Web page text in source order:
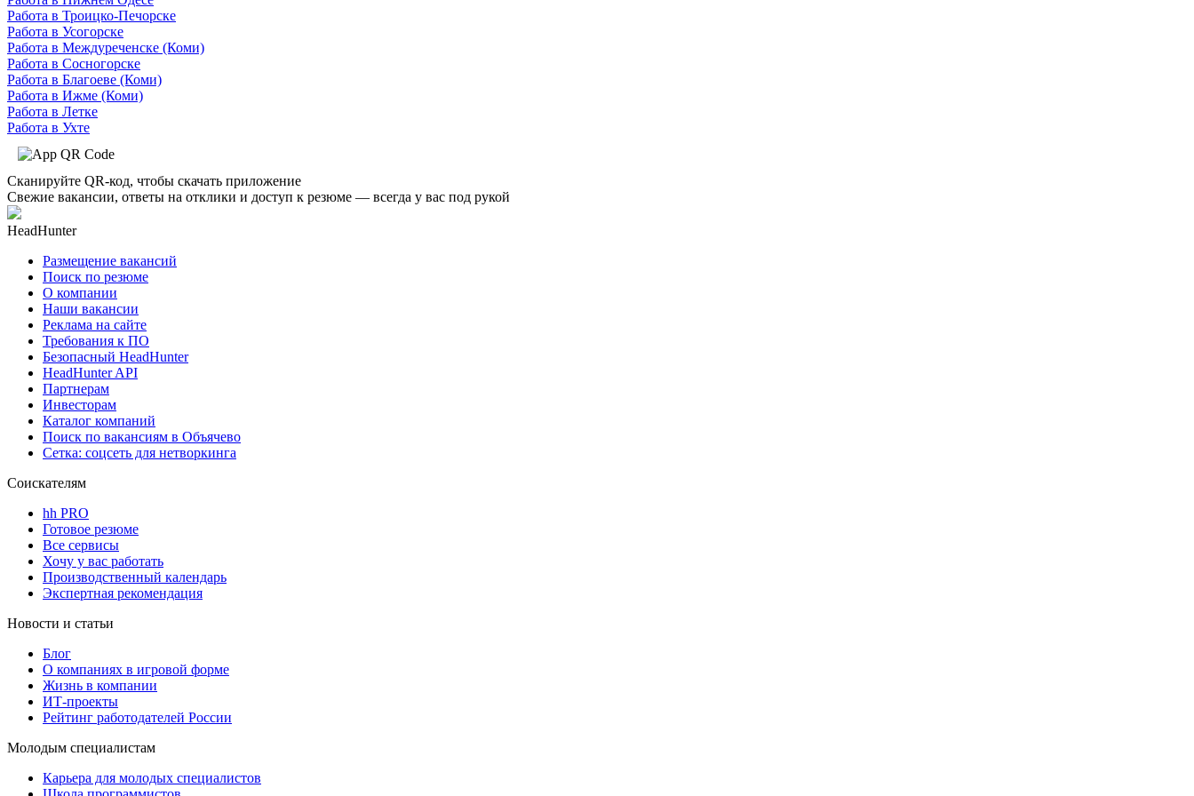
Работа в Троицко-Печорске
Работа в Усогорске
Работа в Междуреченске (Коми)
Работа в Сосногорске
Работа в Благоеве (Коми)
Работа в Ижме (Коми)
Работа в Летке
Работа в Ухте
Сканируйте QR-код, чтобы скачать приложение
Свежие вакансии, ответы на отклики и доступ к резюме — всегда у вас под рукой
HeadHunter
Размещение вакансий
Поиск по резюме
О компании
Наши вакансии
Реклама на сайте
Требования к ПО
Безопасный HeadHunter
HeadHunter API
Партнерам
Инвесторам
Каталог компаний
Поиск по вакансиям в Объячево
Сетка: соцсеть для нетворкинга
Соискателям
hh PRO
Готовое резюме
Все сервисы
Хочу у вас работать
Производственный календарь
Экспертная рекомендация
Новости и статьи
Блог
О компаниях в игровой форме
Жизнь в компании
ИТ-проекты
Рейтинг работодателей России
Молодым специалистам
Карьера для молодых специалистов